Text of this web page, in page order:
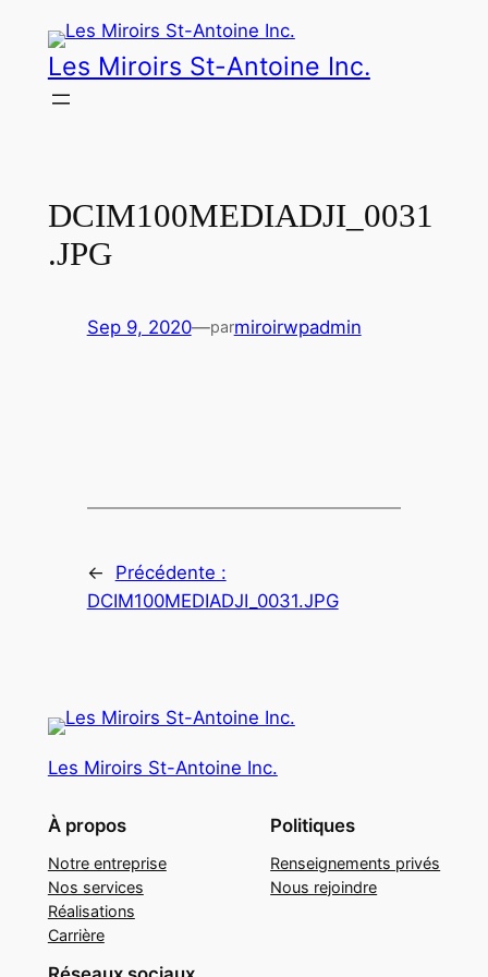
contenuLes Miroirs St-Antoine Inc.
DCIM100MEDIADJI_0031
.JPG
Sep 9, 2020—parmiroirwpadmin
←
Précédente :
DCIM100MEDIADJI_0031.JPG
Les Miroirs St-Antoine Inc.
À propos
Notre entreprise
Nos services
Réalisations
Carrière
Politiques
Renseignements privés
Nous rejoindre